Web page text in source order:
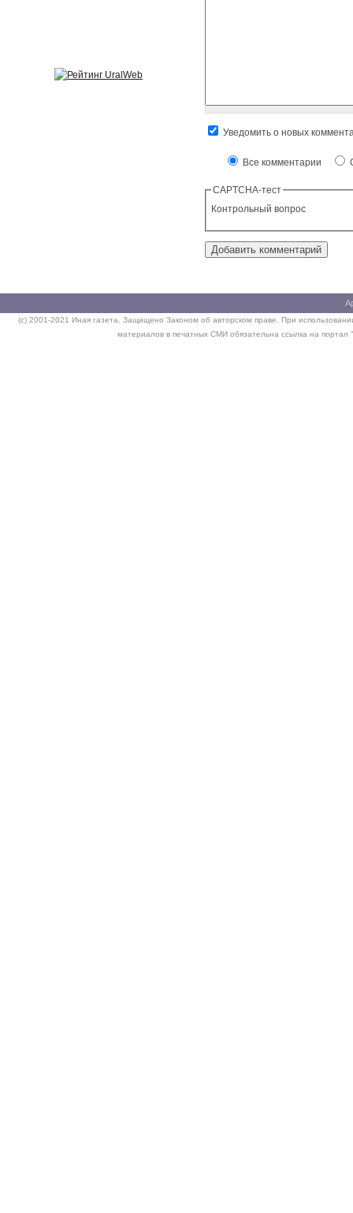
Уведомить о новых
Все комментарии
CAPTCHA-тест
Контрольный вопрос
(c) 2001-2021 Иная газета. Защищено Законом об авторском праве. При
материалов в печатных СМИ обязательна ссылка на